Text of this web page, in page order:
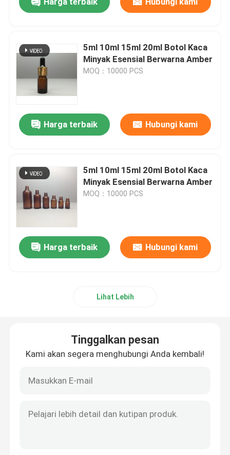
Rumah
Produk
5ml 10ml 15ml 20ml Botol Kaca
Minyak Esensial Berwarna Amber
MOQ：10000 PCS
Harga terbaik Hubungi kami
5ml 10ml 15ml 20ml Botol Kaca
Minyak Esensial Berwarna Amber
MOQ：10000 PCS
Harga terbaik Hubungi kami
Lihat Lebih
Tinggalkan pesan
Kami akan segera menghubungi Anda kembali!